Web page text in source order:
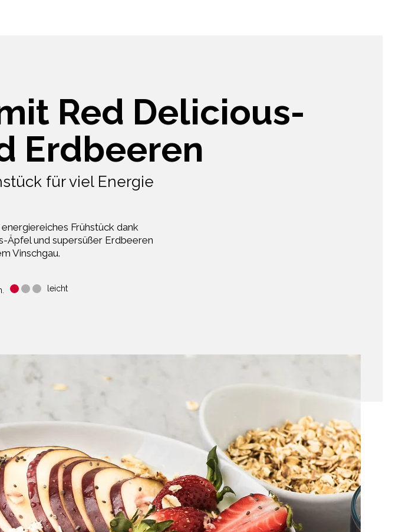
Red Delicious-
Erdbeeren
für viel Energie
Frühstück dank
Äpfel und supersüßer Erdbeeren
Vinschgau.
leicht